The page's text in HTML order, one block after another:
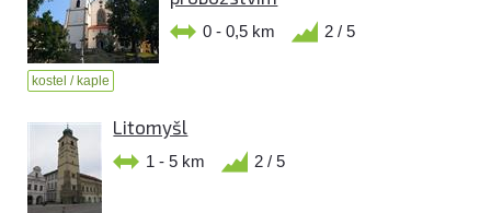
0 - 0,5 km 2 / 5
kostel / kaple
Litomyšl
1 - 5 km 2 / 5